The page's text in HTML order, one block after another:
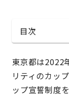
東京都は2022
リティのカッ
ップ宣誓制度
目次